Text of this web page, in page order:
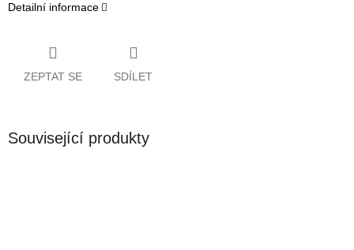
Detailní informace
ZEPTAT SE SDÍLET
Související produkty